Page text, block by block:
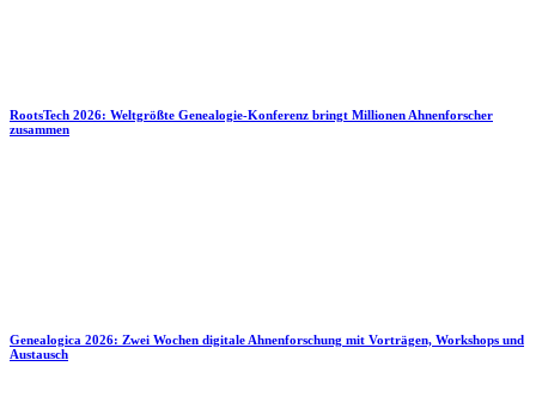
RootsTech 2026: Weltgrößte Genealogie-Konferenz bringt Millionen Ahnenforscher
zusammen
Genealogica 2026: Zwei Wochen digitale Ahnenforschung mit Vorträgen, Workshops und
Austausch